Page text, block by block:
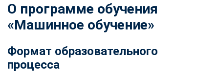
О программе обучения
«Машинное обучение»
Формат образовательного
процесса